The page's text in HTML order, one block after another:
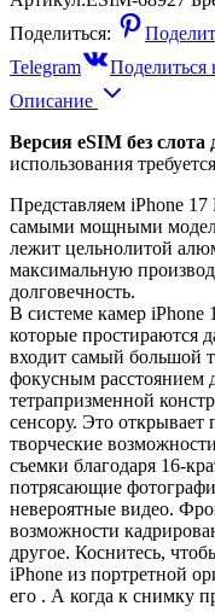
Поделиться:
Telegram
Поделиться
Описание
Версия eSIM без
использования
Представляем iPhone 17
самыми мощными
лежит цельнолитой
максимальную
долговечность.
В системе камер iPhone
которые простираются
входит самый большой
фокусным расстоянием
тетрапризменной
сенсору. Это
творческие
съемки благодаря 16-
потрясающие
невероятные видео.
возможности
другое. Коснитесь,
iPhone из портретной
его . А когда к снимку